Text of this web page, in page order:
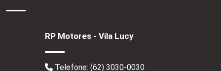
RP Motores - Vila Lucy
Telefone: (62) 3030-0030